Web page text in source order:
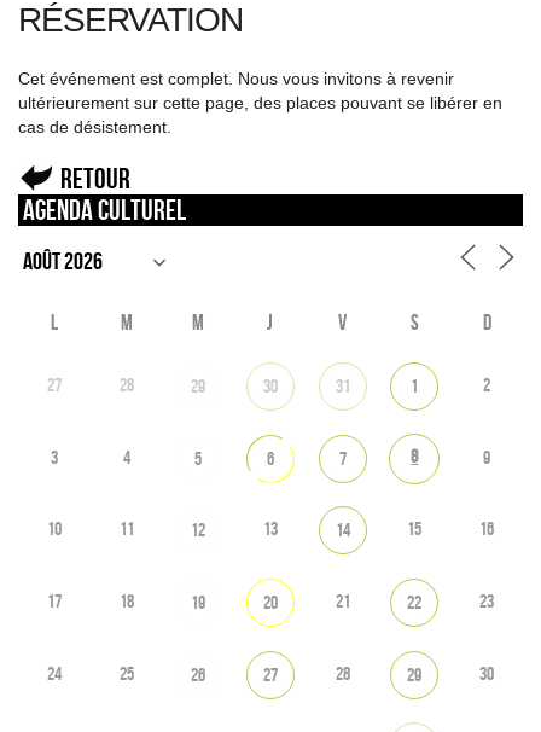
RÉSERVATION
Cet événement est complet. Nous vous invitons à revenir
ultérieurement sur cette page, des places pouvant se libérer en
cas de désistement.
Retour
Agenda culturel
L M M J V S D
27 28 29 30 31 1 2
3 4 5 6 7 8 9
10 11 12 13 14 15 16
17 18 19 20 21 22 23
24 25 26 27 28 29 30